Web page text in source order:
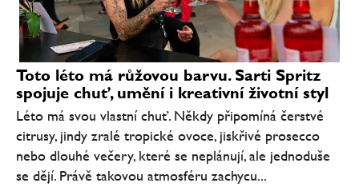
Toto léto má růžovou barvu. Sarti Spritz
spojuje chuť, umění i kreativní životní styl
Léto má svou vlastní chuť. Někdy připomíná čerstvé
citrusy, jindy zralé tropické ovoce, jiskřivé prosecco
nebo dlouhé večery, které se neplánují, ale jednoduše
se dějí. Právě takovou atmosféru zachycu...